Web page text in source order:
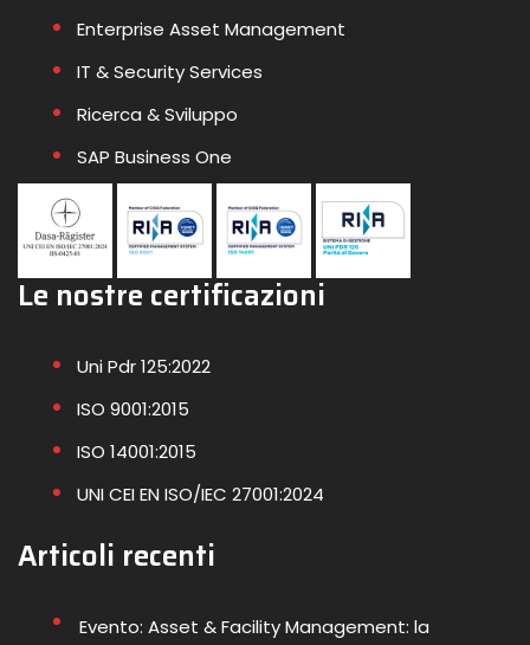
Enterprise Asset Management
IT & Security Services
Ricerca & Sviluppo
SAP Business One
Le nostre certificazioni
Uni Pdr 125:2022
ISO 9001:2015
ISO 14001:2015
UNI CEI EN ISO/IEC 27001:2024
Articoli recenti
Evento: Asset & Facility Management: la